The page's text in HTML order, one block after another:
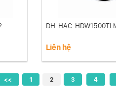
DH-HAC-
Liên hệ
<< 1 2 3 4